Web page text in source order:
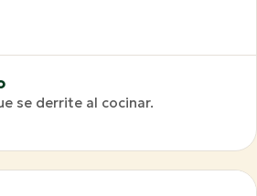
se derrite al cocinar.